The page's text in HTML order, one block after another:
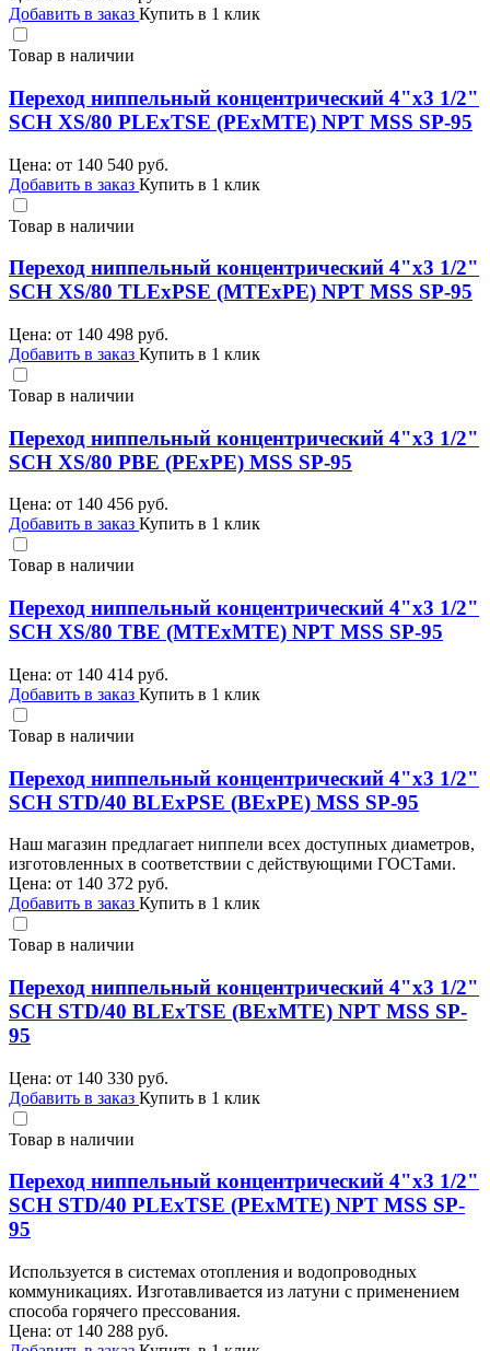
Добавить в заказ Купить в 1 клик
Товар в наличии
Переход ниппельный концентрический 4"х3 1/2"
SCH XS/80 PLEхTSE (PEхMTE) NPT MSS SP-95
Цена: от 140 540 руб.
Добавить в заказ Купить в 1 клик
Товар в наличии
Переход ниппельный концентрический 4"х3 1/2"
SCH XS/80 TLEхPSE (MTEхPE) NPT MSS SP-95
Цена: от 140 498 руб.
Добавить в заказ Купить в 1 клик
Товар в наличии
Переход ниппельный концентрический 4"х3 1/2"
SCH XS/80 PBE (PEхPE) MSS SP-95
Цена: от 140 456 руб.
Добавить в заказ Купить в 1 клик
Товар в наличии
Переход ниппельный концентрический 4"х3 1/2"
SCH XS/80 TBE (MTEхMTE) NPT MSS SP-95
Цена: от 140 414 руб.
Добавить в заказ Купить в 1 клик
Товар в наличии
Переход ниппельный концентрический 4"х3 1/2"
SCH STD/40 BLEхPSE (BEхPE) MSS SP-95
Наш магазин предлагает ниппели всех доступных диаметров,
изготовленных в соответствии с действующими ГОСТами.
Цена: от 140 372 руб.
Добавить в заказ Купить в 1 клик
Товар в наличии
Переход ниппельный концентрический 4"х3 1/2"
SCH STD/40 BLEхTSE (BEхMTE) NPT MSS SP-
95
Цена: от 140 330 руб.
Добавить в заказ Купить в 1 клик
Товар в наличии
Переход ниппельный концентрический 4"х3 1/2"
SCH STD/40 PLEхTSE (PEхMTE) NPT MSS SP-
95
Используется в системах отопления и водопроводных
коммуникациях. Изготавливается из латуни с применением
способа горячего прессования.
Цена: от 140 288 руб.